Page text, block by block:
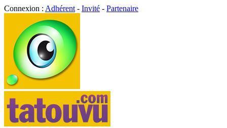
Connexion : Adhérent - Invité - Partenaire